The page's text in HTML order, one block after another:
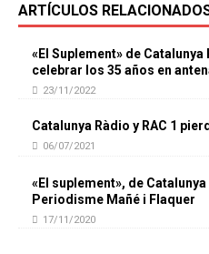
ARTÍCULOS
«El Suplement» de
celebrar los 35 años en
23/11/2022
Catalunya Ràdio y RAC 1
06/07/2021
«El suplement», de
Periodisme Mañé i Flaquer
17/11/2020